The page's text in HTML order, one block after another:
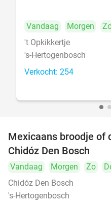
Vandaag Morgen
't Opkikkertje
's-Hertogenbosch
Verkocht: 254
Mexicaans broodje of
Chidóz Den Bosch
Vandaag Morgen Zo
Chidóz Den Bosch
's-Hertogenbosch